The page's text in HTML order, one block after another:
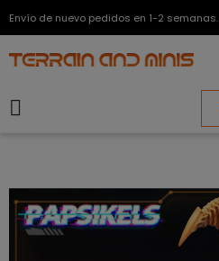
Envío de nuevo pedidos en 1-2 semanas.